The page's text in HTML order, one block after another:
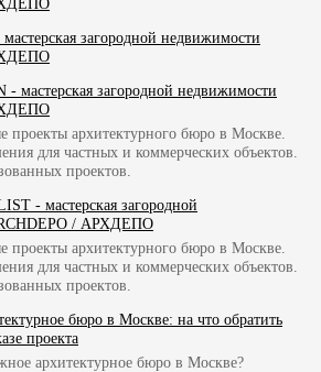
загородной недвижимости
- мастерская загородной недвижимости
проекты архитектурного бюро в Москве.
для частных и коммерческих объектов.
проектов.
- мастерская загородной
/ АРХДЕПО
проекты архитектурного бюро в Москве.
для частных и коммерческих объектов.
проектов.
бюро в Москве: на что обратить
проекта
архитектурное бюро в Москве?